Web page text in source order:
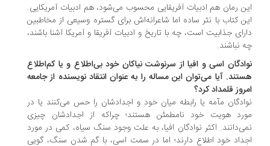
رمان هم ادبیات آفریقایی محسوب می­‌شود، هم ادبیات آمریکایی.
کتاب با نثر ساده اما شاعرانه‌­اش برای گستره وسیعی از مخاطبین
جذابیت است، چه با تاریخ و ادبیات آفریقا و آمریکا آشنا باشند،
نباشند.
اسی و افیا از سرنوشت نیاکان خود بی‌اطلاع و یا کم‌اطلاع
آیا می‌توان این مساله را به عنوان انتقاد نویسنده از جامعه
قلمداد کرد؟
مآمه یا رابطه میان خود و اجدادشان را حس می­‌کنند یا در
هویت خود نامطمئن هستند؛ چراکه از اجدادشان چیزی
اکثر نوادگان افیا، به علت وجود سنگ سیاه، کمی در مورد
خود اطلاع دارند؛ اما در سمت اسی، با گم شدن سنگ، گویی